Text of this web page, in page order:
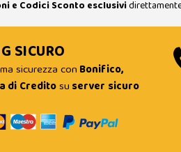
e Codici Sconto esclusivi
SICURO
sicurezza con Bonifico,
di Creditosu server sicuro